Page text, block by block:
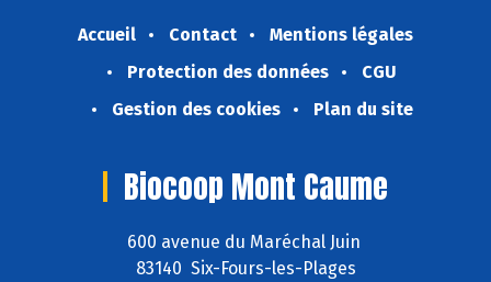
Accueil Contact
Mentions légales
Protection des données
CGU
Gestion des cookies
Plan du site
Biocoop Mont Caume
600 avenue du Maréchal Juin
83140 Six-Fours-les-Plages